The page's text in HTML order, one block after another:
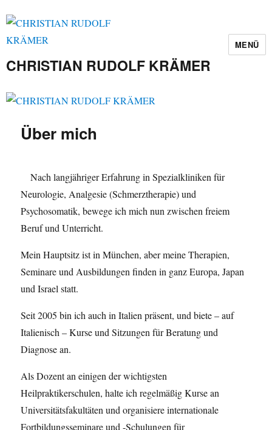
CHRISTIAN RUDOLF KRÄMER
MENÜ
Über mich
Nach langjähriger Erfahrung in Spezialkliniken für
Neurologie, Analgesie (Schmerztherapie) und
Psychosomatik, bewege ich mich nun zwischen freiem
Beruf und Unterricht.
Mein Hauptsitz ist in München, aber meine Therapien,
Seminare und Ausbildungen finden in ganz Europa, Japan
und Israel statt.
Seit 2005 bin ich auch in Italien präsent, und biete – auf
Italienisch – Kurse und Sitzungen für Beratung und
Diagnose an.
Als Dozent an einigen der wichtigsten
Heilpraktikerschulen, halte ich regelmäßig Kurse an
Universitätsfakultäten und organisiere internationale
Fortbildungsseminare und -Schulungen für